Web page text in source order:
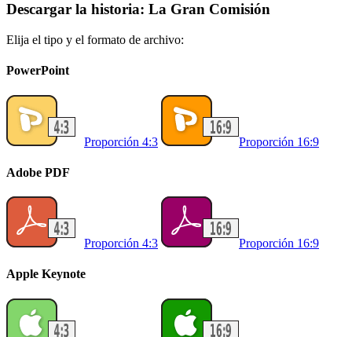
Descargar la historia: La Gran Comisión
Elija el tipo y el formato de archivo:
PowerPoint
Proporción 4:3 Proporción 16:9
Adobe PDF
Proporción 4:3 Proporción 16:9
Apple Keynote